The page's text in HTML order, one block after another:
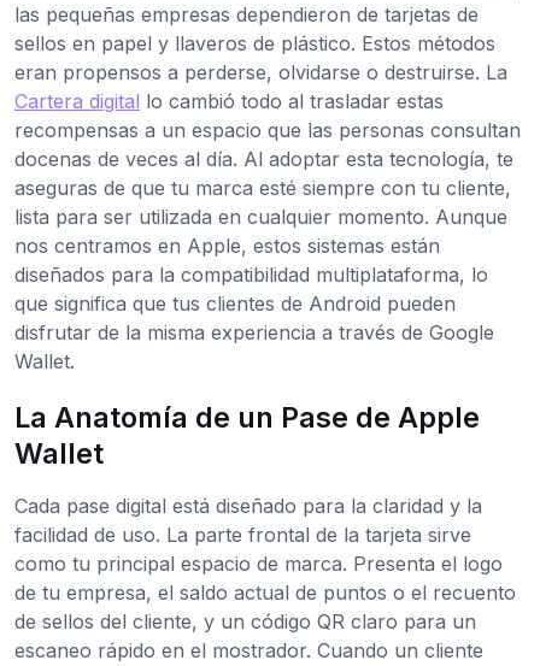
las pequeñas empresas dependieron de tarjetas de
sellos en papel y llaveros de plástico. Estos métodos
eran propensos a perderse, olvidarse o destruirse. La
Cartera digital lo cambió todo al trasladar estas
recompensas a un espacio que las personas consultan
docenas de veces al día. Al adoptar esta tecnología, te
aseguras de que tu marca esté siempre con tu cliente,
lista para ser utilizada en cualquier momento. Aunque
nos centramos en Apple, estos sistemas están
diseñados para la compatibilidad multiplataforma, lo
que significa que tus clientes de Android pueden
disfrutar de la misma experiencia a través de Google
Wallet.
La Anatomía de un Pase de Apple
Wallet
Cada pase digital está diseñado para la claridad y la
facilidad de uso. La parte frontal de la tarjeta sirve
como tu principal espacio de marca. Presenta el logo
de tu empresa, el saldo actual de puntos o el recuento
de sellos del cliente, y un código QR claro para un
escaneo rápido en el mostrador. Cuando un cliente